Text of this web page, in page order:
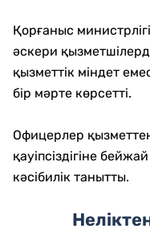
Қорғаныс
әскери
қызметтік міндет
бір мәрте көрсетті.
Офицерлер
қауіпсіздігіне
кәсібилік танытты.